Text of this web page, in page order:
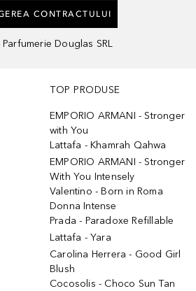
CONTRACTULUI
Parfumerie Douglas SRL
TOP PRODUSE
EMPORIO ARMANI - Stronger
with You
Lattafa - Khamrah Qahwa
EMPORIO ARMANI - Stronger
With You Intensely
Valentino - Born in Roma
Donna Intense
Prada - Paradoxe Refillable
Lattafa - Yara
Carolina Herrera - Good Girl
Blush
Cocosolis - Choco Sun Tan